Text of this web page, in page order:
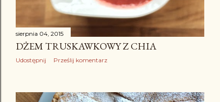
sierpnia 04, 2015
DŻEM TRUSKAWKOWY Z CHIA
Udostępnij Prześlij komentarz